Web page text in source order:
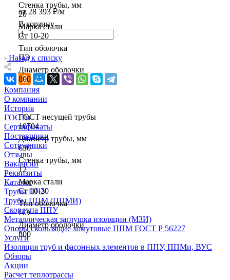
Стенка трубы, мм
20
Марка стали
Ст 10-20
Тип оболочка
ПЭ
Диаметр оболочки
800
ГОСТ несущей трубы
10704
Диаметр трубы, мм
630
Стенка трубы, мм
12
Марка стали
Ст 10-20
Тип оболочка
ПЭ
Диаметр оболочки
800
от 28 393 ₽/м
В корзину
Назад к списку
Компания
О компании
История
ГОСТы
Сертификаты
Поставщики
Сотрудники
Отзывы
Вакансии
Реквизиты
Каталог
Трубы ППУ
Трубы ППМ (ППМИ)
Скорлупа ППУ
Металлическая заглушка изоляции (МЗИ)
Опоры скользящие хомутовые ППМ ГОСТ Р 56227
Услуги
Изоляция труб и фасонных элементов в ППУ, ППМи, ВУС
Обзоры
Акции
Расчет теплотрассы